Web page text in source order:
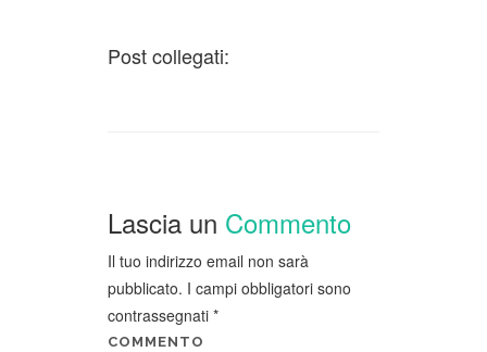
Post collegati:
Lascia un Commento
Il tuo indirizzo email non sarà
pubblicato. I campi obbligatori sono
contrassegnati *
COMMENTO